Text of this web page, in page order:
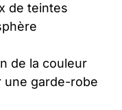
de teintes
de la couleur
une garde-robe